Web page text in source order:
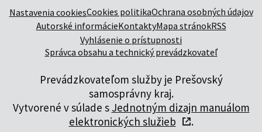
Nastavenia cookiesCookies politikaOchrana osobných údajov
Autorské informácieKontaktyMapa stránokRSS
Vyhlásenie o prístupnosti
Správca obsahu a technický prevádzkovateľ
Prevádzkovateľom služby je Prešovský
samosprávny kraj.
Vytvorené v súlade s Jednotným dizajn manuálom
elektronických služieb
.